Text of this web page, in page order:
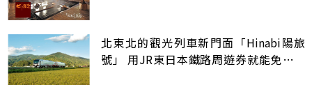
北東北的觀光列車新門面「Hinabi陽旅
號」 用JR東日本鐵路周遊券就能免費搭